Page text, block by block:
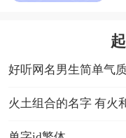
好听网名男生简单气
火土组合的名字 有火